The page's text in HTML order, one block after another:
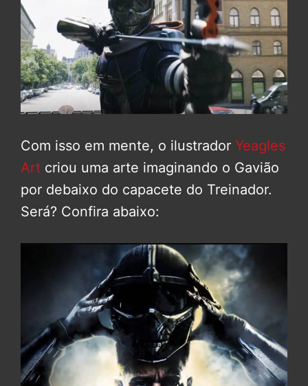
Com isso em mente, o ilustrador Yeagles
Art criou uma arte imaginando o Gavião
por debaixo do capacete do Treinador.
Será? Confira abaixo: